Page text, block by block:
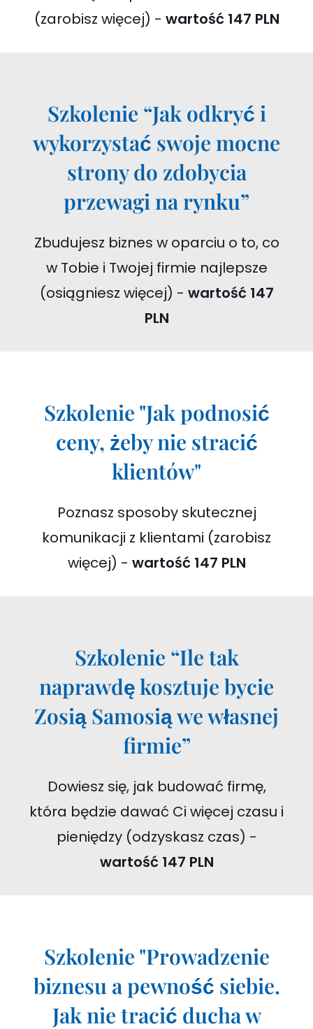
(zarobisz więcej) - wartość 147 PLN
Szkolenie “Jak odkryć i
wykorzystać swoje mocne
strony do zdobycia
przewagi na rynku”
Zbudujesz biznes w oparciu o to, co
w Tobie i Twojej firmie najlepsze
(osiągniesz więcej) - wartość 147
PLN
Szkolenie "Jak podnosić
ceny, żeby nie stracić
klientów"
Poznasz sposoby skutecznej
komunikacji z klientami (zarobisz
więcej) - wartość 147 PLN
Szkolenie “Ile tak
naprawdę kosztuje bycie
Zosią Samosią we własnej
firmie”
Dowiesz się, jak budować firmę,
która będzie dawać Ci więcej czasu i
pieniędzy (odzyskasz czas) -
wartość 147 PLN
Szkolenie "Prowadzenie
biznesu a pewność siebie.
Jak nie tracić ducha w